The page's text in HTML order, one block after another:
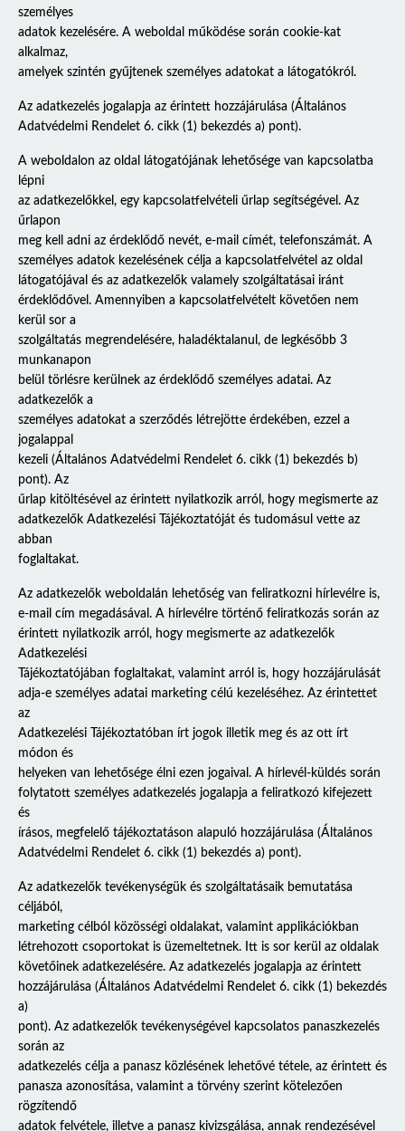
személyes
adatok kezelésére. A weboldal működése során cookie-kat
alkalmaz,
amelyek szintén gyűjtenek személyes adatokat a látogatókról.
Az adatkezelés jogalapja az érintett hozzájárulása (Általános
Adatvédelmi Rendelet 6. cikk (1) bekezdés a) pont).
A weboldalon az oldal látogatójának lehetősége van kapcsolatba
lépni
az adatkezelőkkel, egy kapcsolatfelvételi űrlap segítségével. Az
űrlapon
meg kell adni az érdeklődő nevét, e-mail címét, telefonszámát. A
személyes adatok kezelésének célja a kapcsolatfelvétel az oldal
látogatójával és az adatkezelők valamely szolgáltatásai iránt
érdeklődővel. Amennyiben a kapcsolatfelvételt követően nem
kerül sor a
szolgáltatás megrendelésére, haladéktalanul, de legkésőbb 3
munkanapon
belül törlésre kerülnek az érdeklődő személyes adatai. Az
adatkezelők a
személyes adatokat a szerződés létrejötte érdekében, ezzel a
jogalappal
kezeli (Általános Adatvédelmi Rendelet 6. cikk (1) bekezdés b)
pont). Az
űrlap kitöltésével az érintett nyilatkozik arról, hogy megismerte az
adatkezelők Adatkezelési Tájékoztatóját és tudomásul vette az
abban
foglaltakat.
Az adatkezelők weboldalán lehetőség van feliratkozni hírlevélre is,
e-mail cím megadásával. A hírlevélre történő feliratkozás során az
érintett nyilatkozik arról, hogy megismerte az adatkezelők
Adatkezelési
Tájékoztatójában foglaltakat, valamint arról is, hogy hozzájárulását
adja-e személyes adatai marketing célú kezeléséhez. Az érintettet
az
Adatkezelési Tájékoztatóban írt jogok illetik meg és az ott írt
módon és
helyeken van lehetősége élni ezen jogaival. A hírlevél-küldés során
folytatott személyes adatkezelés jogalapja a feliratkozó kifejezett
és
írásos, megfelelő tájékoztatáson alapuló hozzájárulása (Általános
Adatvédelmi Rendelet 6. cikk (1) bekezdés a) pont).
Az adatkezelők tevékenységük és szolgáltatásaik bemutatása
céljából,
marketing célból közösségi oldalakat, valamint applikációkban
létrehozott csoportokat is üzemeltetnek. Itt is sor kerül az oldalak
követőinek adatkezelésére. Az adatkezelés jogalapja az érintett
hozzájárulása (Általános Adatvédelmi Rendelet 6. cikk (1) bekezdés
a)
pont). Az adatkezelők tevékenységével kapcsolatos panaszkezelés
során az
adatkezelés célja a panasz közlésének lehetővé tétele, az érintett és
panasza azonosítása, valamint a törvény szerint kötelezően
rögzítendő
adatok felvétele, illetve a panasz kivizsgálása, annak rendezésével